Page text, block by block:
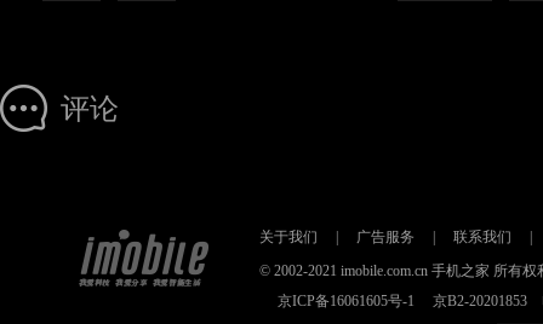
评论
关于我们 广告服务 联系我们
© 2002-2021 imobile.com.cn 手机之家 所有
京ICP备16061605号-1
京B2-20201853